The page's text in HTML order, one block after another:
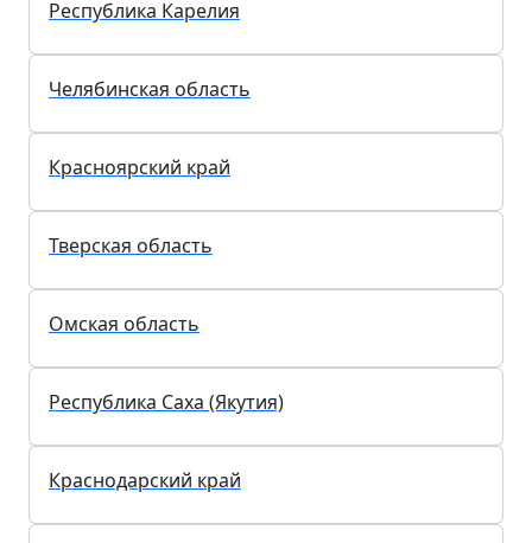
Республика Карелия
Челябинская область
Красноярский край
Тверская область
Омская область
Республика Саха (Якутия)
Краснодарский край